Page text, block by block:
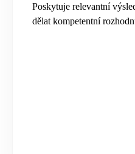
Poskytuje relevantní
dělat kompetentní